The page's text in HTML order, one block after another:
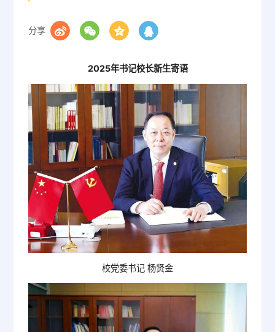
分享
2025年书记校长新生寄语
校党委书记 杨贤金